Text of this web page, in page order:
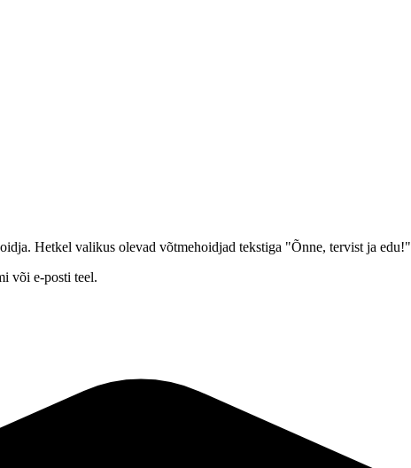
Hetkel valikus olevad võtmehoidjad tekstiga "Õnne, tervist ja edu!"
või e-posti teel.